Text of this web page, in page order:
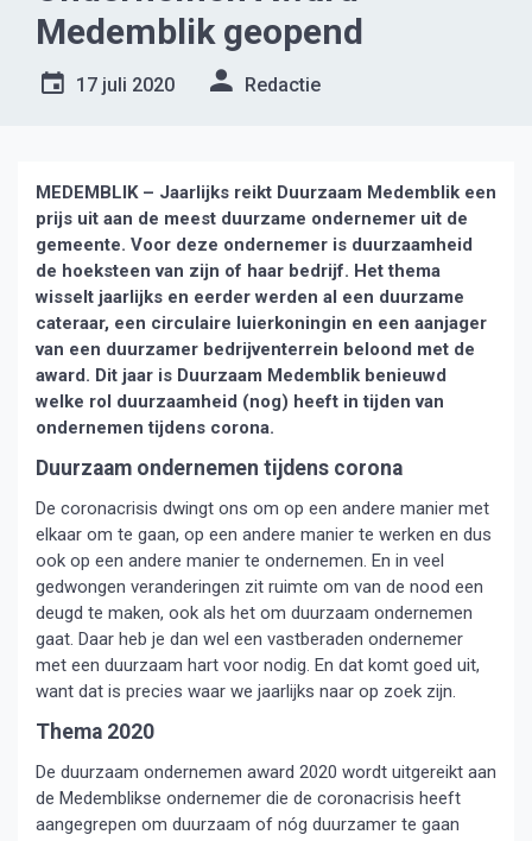
Medemblik geopend
17 juli 2020 Redactie
MEDEMBLIK – Jaarlijks reikt Duurzaam Medemblik een
prijs uit aan de meest duurzame ondernemer uit de
gemeente. Voor deze ondernemer is duurzaamheid
de hoeksteen van zijn of haar bedrijf. Het thema
wisselt jaarlijks en eerder werden al een duurzame
cateraar, een circulaire luierkoningin en een aanjager
van een duurzamer bedrijventerrein beloond met de
award. Dit jaar is Duurzaam Medemblik benieuwd
welke rol duurzaamheid (nog) heeft in tijden van
ondernemen tijdens corona.
Duurzaam ondernemen tijdens corona
De coronacrisis dwingt ons om op een andere manier met
elkaar om te gaan, op een andere manier te werken en dus
ook op een andere manier te ondernemen. En in veel
gedwongen veranderingen zit ruimte om van de nood een
deugd te maken, ook als het om duurzaam ondernemen
gaat. Daar heb je dan wel een vastberaden ondernemer
met een duurzaam hart voor nodig. En dat komt goed uit,
want dat is precies waar we jaarlijks naar op zoek zijn.
Thema 2020
De duurzaam ondernemen award 2020 wordt uitgereikt aan
de Medemblikse ondernemer die de coronacrisis heeft
aangegrepen om duurzaam of nóg duurzamer te gaan